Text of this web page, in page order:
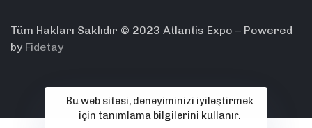
Tüm Hakları Saklıdır © 2023 Atlantis Expo – Powered
by Fidetay
Bu web sitesi, deneyiminizi iyileştirmek
için tanımlama bilgilerini kullanır.